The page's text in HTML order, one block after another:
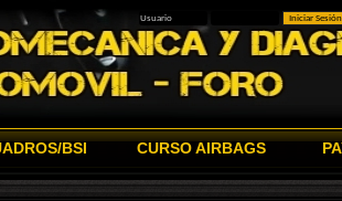
BSI CURSO AIRBAGS